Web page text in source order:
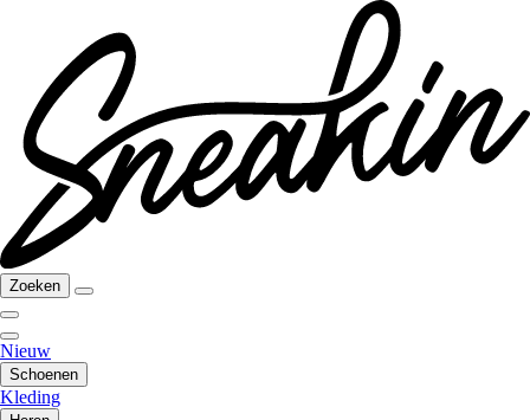
Zoeken
Nieuw
Schoenen
Kleding